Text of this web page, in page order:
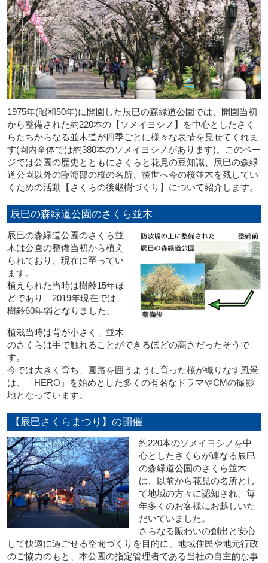
1975年(昭和50年)に開園した辰巳の森緑道公園では、開園当初
から整備された約220本の【ソメイヨシノ】を中心としたさく
らたちからなる並木道が四季ごとに様々な表情を見せてくれま
す(園内全体では約380本のソメイヨシノがあります)。このペー
ジでは公園の歴史とともにさくらと花見の豆知識、辰巳の森緑
道公園以外の臨海部の桜の名所、後世へ今の桜並木を残してい
くための活動【さくらの後継樹づくり】について紹介します。
辰巳の森緑道公園のさくら並木
辰巳の森緑道公園のさくら並
木は公園の整備当初から植え
られており、現在に至ってい
ます。
植えられた当時は樹齢15年ほ
どであり、2019年現在では、
樹齢60年弱となりました。
植栽当時は背が小さく、並木
のさくらは手で触れることができるほどの高さだったそうで
す。
今では大きく育ち、園路を囲うように育った桜が織りなす風景
は、「HERO」を始めとした多くの有名なドラマやCMの撮影
地となっています。
【辰巳さくらまつり】の開催
約220本のソメイヨシノを中
心としたさくらが連なる辰巳
の森緑道公園のさくら並木
は、以前から花見の名所とし
て地域の方々に認知され、毎
年多くのお客様にお越しいた
だいていました。
さらなる賑わいの創出と安心
して快適に過ごせる空間づくりを目的に、地域住民や地元行政
のご協力のもと、本公園の指定管理者である当社の自主的な事